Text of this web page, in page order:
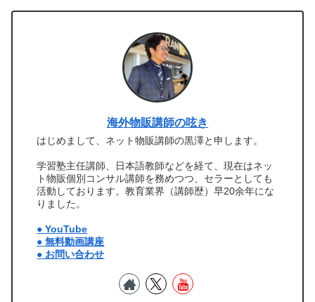
海外物販講師の呟き
はじめまして、ネット物販講師の黒澤と申します。
学習塾主任講師、日本語教師などを経て、現在はネッ
ト物販個別コンサル講師を務めつつ、セラーとしても
活動しております。教育業界（講師歴）早20余年にな
りました。
● YouTube
● 無料動画講座
● お問い合わせ